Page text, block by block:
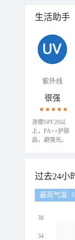
生活助手
紫外线
很强
涂擦SPF20以
上，PA++护肤
品，避强光。
过去24小
最高气温:
38
34